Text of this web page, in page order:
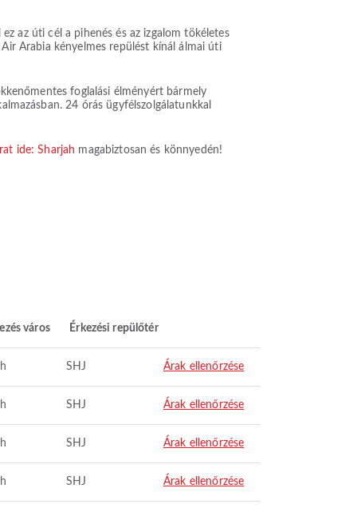
az úti cél a pihenés és az izgalom tökéletes
Arabia kényelmes repülést kínál álmai úti
foglalási élményért bármely
24 órás ügyfélszolgálatunkkal
ide: Sharjah magabiztosan és könnyedén!
város Érkezési repülőtér
SHJ Árak ellenőrzése
SHJ Árak ellenőrzése
SHJ Árak ellenőrzése
SHJ Árak ellenőrzése